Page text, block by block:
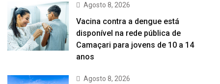
Agosto 8, 2026
Vacina contra a dengue está
disponível na rede pública de
Camaçari para jovens de 10 a 14
anos
Agosto 8, 2026